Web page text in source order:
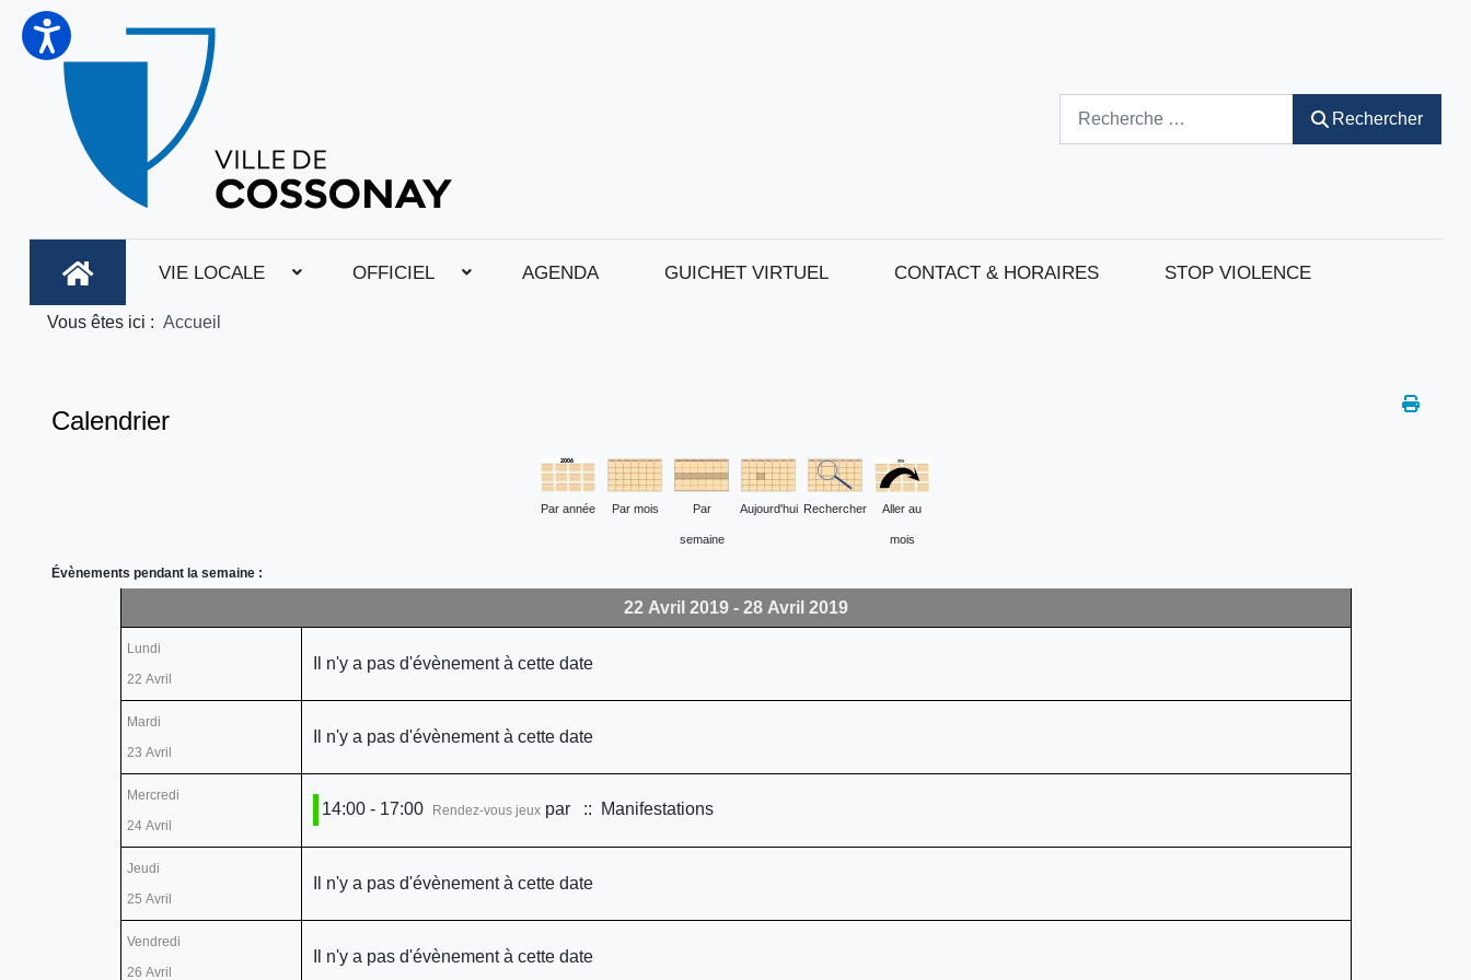
Rechercher
VIE LOCALE OFFICIEL AGENDA GUICHET VIRTUEL CONTACT & HORAIRES STOP VIOLENCE
Vous êtes ici : Accueil
Calendrier
Par année Par mois Par
semaine
Aujourd'hui Rechercher Aller au
mois
Évènements pendant la semaine :
22 Avril 2019 - 28 Avril 2019
Lundi
22 Avril
Il n'y a pas d'évènement à cette date
Mardi
23 Avril
Il n'y a pas d'évènement à cette date
Mercredi
24 Avril
14:00 - 17:00 Rendez-vous jeuxpar :: Manifestations
Jeudi
25 Avril
Il n'y a pas d'évènement à cette date
Vendredi
26 Avril
Il n'y a pas d'évènement à cette date